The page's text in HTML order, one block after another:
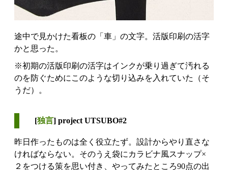
途中で見かけた看板の「車」の文字。活版印刷の活字
かと思った。
※初期の活版印刷の活字はインクが乗り過ぎて汚れる
のを防ぐためにこのような切り込みを入れていた（そ
うだ）。
[独言] project UTSUBO#2
昨日作ったものは全く役立たず。設計からやり直さな
ければならない。そのうえ袋にカラビナ風スナップ×
２をつける策を思い付き、やってみたところ90点の出